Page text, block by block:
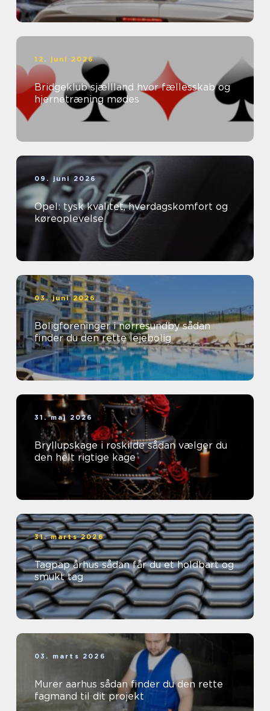
12. juni 2026
Bridgeklub sjællland hvor fællesskab og
hjernetræning mødes
09. juni 2026
Opel: tysk kvalitet, hverdagskomfort og
køreoplevelse
03. juni 2026
Boligforeninger i nørresundby sådan
finder du den rette lejebolig
31. maj 2026
Bryllupskage i roskilde sådan vælger du
den helt rigtige kage
31. marts 2026
Tagpap århus sådan får du et holdbart og
smukt tag
03. marts 2026
Murer aarhus sådan finder du den rette
fagmand til dit projekt